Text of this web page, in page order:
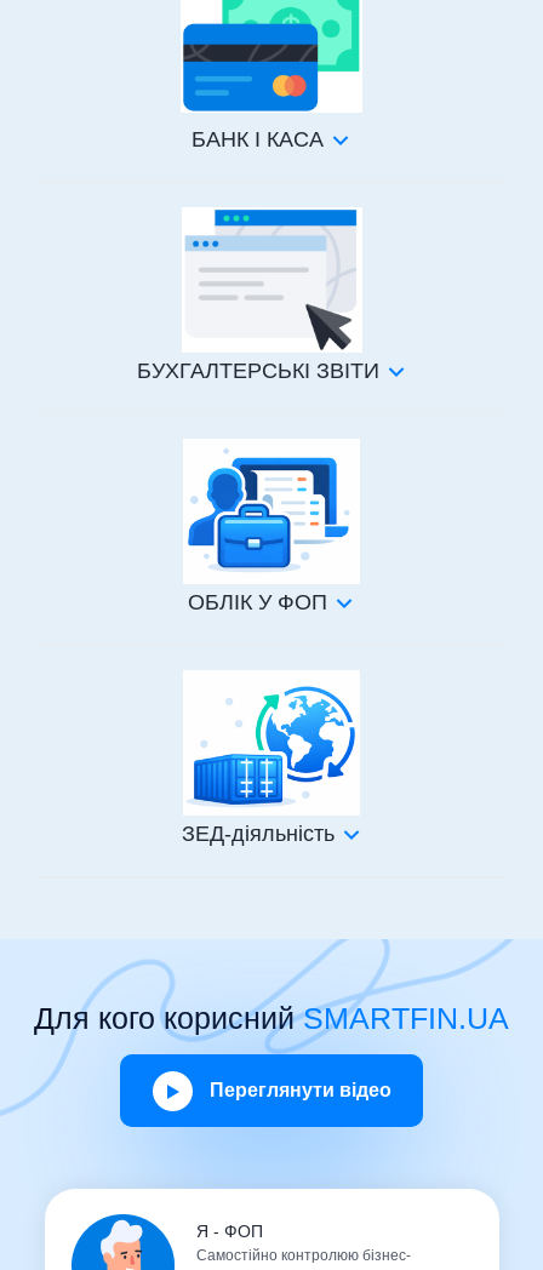
БАНК І КАСА
БУХГАЛТЕРСЬКІ ЗВІТИ
ОБЛІК У ФОП
ЗЕД-діяльність
Для кого кориснийSMARTFIN.UA
Переглянути відео
Я - ФОП
Самостійно контролюю бізнес-